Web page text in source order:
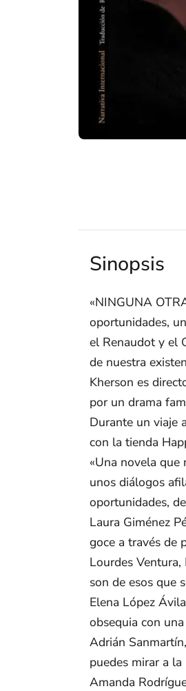
Sinopsis
«NINGUNA
oportunidades,
el Renaudot y el
de nuestra
Kherson es
por un drama
Durante un viaje
con la tienda
«Una novela que
unos diálogos
oportunidades,
Laura Giménez
goce a través de
Lourdes
son de esos que
Elena López
obsequia con
Adrián
puedes mirar a
Amanda